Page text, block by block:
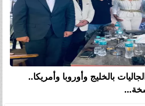
بالخليج وأوروبا وأمريكا..